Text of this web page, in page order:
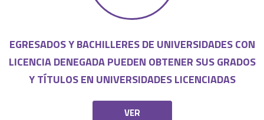
EGRESADOS Y BACHILLERES DE UNIVERSIDADES CON
LICENCIA DENEGADA PUEDEN OBTENER SUS GRADOS
Y TÍTULOS EN UNIVERSIDADES LICENCIADAS
VER